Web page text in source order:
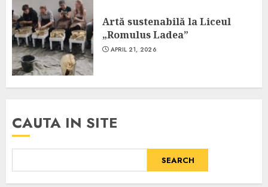
Artă sustenabilă la Liceul
„Romulus Ladea”
APRIL 21, 2026
CAUTA IN SITE
SEARCH